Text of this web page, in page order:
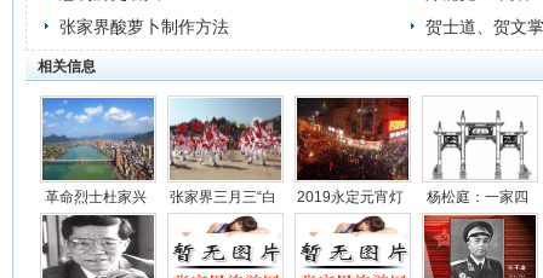
张家界酸萝卜制作方法
贺士道、贺文
相关信息
革命烈士杜家兴
张家界三月三“白
族年”
2019永定元宵灯
会
杨松庭：一家四
口为革命牺牲